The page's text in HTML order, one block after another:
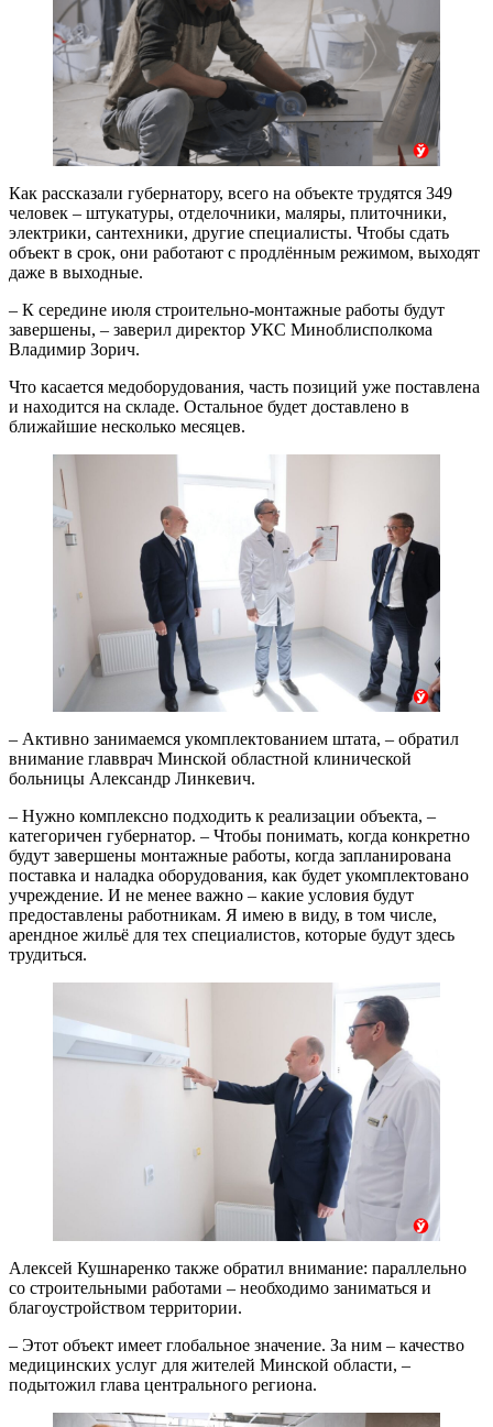
Как рассказали губернатору, всего на объекте трудятся 349
человек – штукатуры, отделочники, маляры, плиточники,
электрики, сантехники, другие специалисты. Чтобы сдать
объект в срок, они работают с продлённым режимом, выходят
даже в выходные.
– К середине июля строительно-монтажные работы будут
завершены, – заверил директор УКС Миноблисполкома
Владимир Зорич.
Что касается медоборудования, часть позиций уже поставлена
и находится на складе. Остальное будет доставлено в
ближайшие несколько месяцев.
– Активно занимаемся укомплектованием штата, – обратил
внимание главврач Минской областной клинической
больницы Александр Линкевич.
– Нужно комплексно подходить к реализации объекта, –
категоричен губернатор. – Чтобы понимать, когда конкретно
будут завершены монтажные работы, когда запланирована
поставка и наладка оборудования, как будет укомплектовано
учреждение. И не менее важно – какие условия будут
предоставлены работникам. Я имею в виду, в том числе,
арендное жильё для тех специалистов, которые будут здесь
трудиться.
Алексей Кушнаренко также обратил внимание: параллельно
со строительными работами – необходимо заниматься и
благоустройством территории.
– Этот объект имеет глобальное значение. За ним – качество
медицинских услуг для жителей Минской области, –
подытожил глава центрального региона.